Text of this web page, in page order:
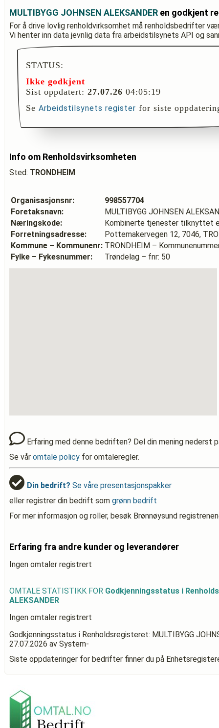
MULTIBYGG JOHNSEN ALEKSANDER en godkjent
For å drive lovlig renholdvirksomhet må renholdsbedrifter
Vi henter inn data jevnlig data fra arbeidstilsynets API og
STATUS:
Ikke godkjent
Sist oppdatert: 27.07.26 04:05:19
Se Arbeidstilsynets register for siste
Info om Renholdsvirksomheten
Sted: TRONDHEIM
Organisasjonsnr:
998557704
Foretaksnavn:
MULTIBYGG JOHNSEN
Næringskode:
Kombinerte tjenester tilknyttet
Forretningsadresse:
Pottemakervegen 12, 7046,
Kommune – Kommunenr: TRONDHEIM –
Fylke – Fykesnummer:
Trøndelag – fnr: 50
Erfaring med denne bedriften? Del din mening nederst
Se vår omtale policy for omtaleregler.
Din bedrift? Se våre presentasjonspakker
eller registrer din bedrift som grønn bedrift
For mer informasjon og roller, besøk Brønnøysund
Erfaring fra andre kunder og leverandører
Ingen omtaler registrert
OMTALE STATISTIKK FOR Godkjenningsstatus i
ALEKSANDER
Ingen omtaler registrert
Godkjenningsstatus i Renholdsregisteret: MULTIBYGG
27.07.2026 av System-
Siste oppdateringer for bedrifter finner du på